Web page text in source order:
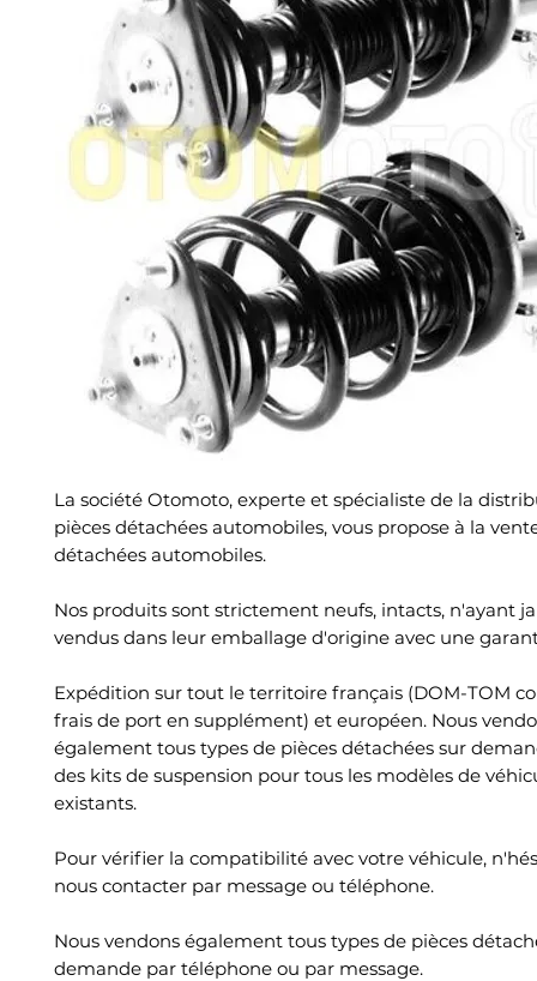
La société Otomoto, experte et spécialiste de la
pièces détachées automobiles, vous propose à la
détachées automobiles.
Nos produits sont strictement neufs, intacts, n'ayant
vendus dans leur emballage d'origine avec une
Expédition sur tout le territoire français (DOM-TOM
frais de port en supplément) et européen. Nous
également tous types de pièces détachées sur
des kits de suspension pour tous les modèles de
existants.
Pour vérifier la compatibilité avec votre véhicule,
nous contacter par message ou téléphone.
Nous vendons également tous types de pièces
demande par téléphone ou par message.